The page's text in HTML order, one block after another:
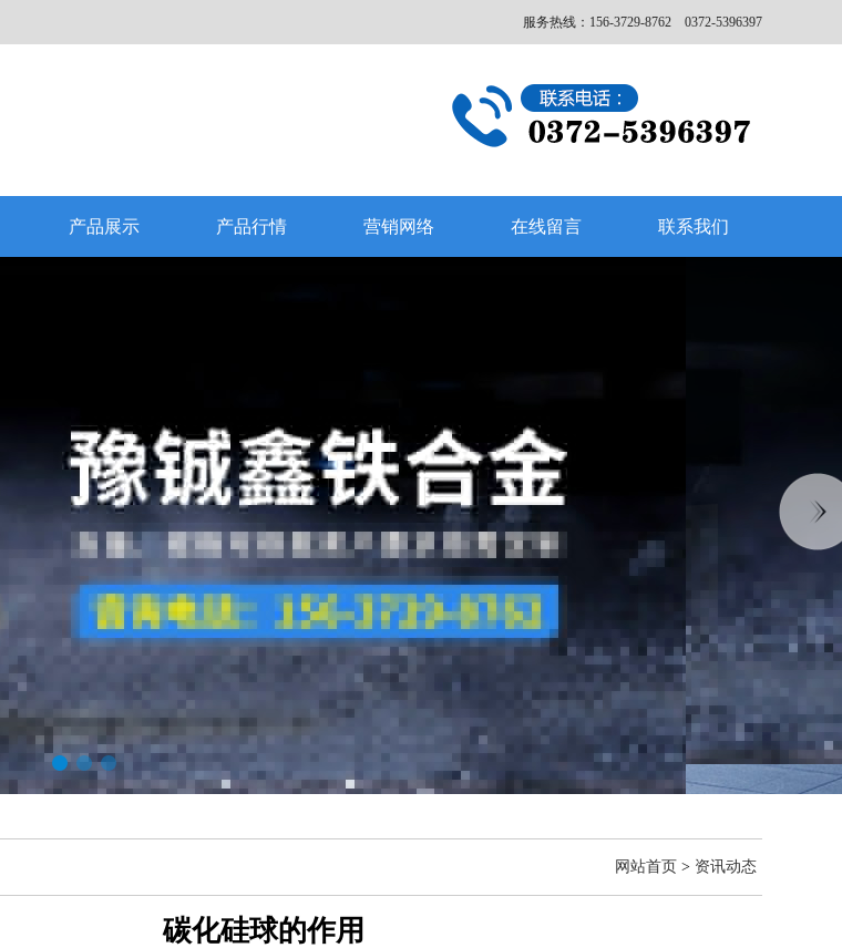
服务热线：156-3729-8762 0372-5396397
产品展示 产品行情 营销网络 在线留言 联系我们
网站首页 > 资讯动态
碳化硅球的作用